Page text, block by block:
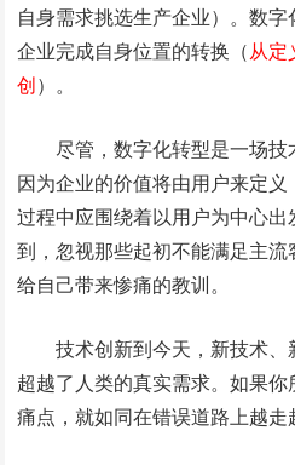
自身需求挑选生产企业）。数
企业完成自身位置的转换（从定
创）。
尽管，数字化转型是一场
因为企业的价值将由用户来定
过程中应围绕着以用户为中心
到，忽视那些起初不能满足主
给自己带来惨痛的教训。
技术创新到今天，新技术
超越了人类的真实需求。如果
痛点，就如同在错误道路上越走